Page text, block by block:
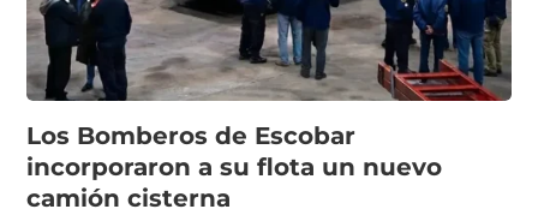
Los Bomberos de Escobar
incorporaron a su flota un nuevo
camión cisterna